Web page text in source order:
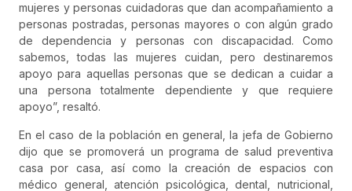
mujeres y personas cuidadoras que dan acompañamiento a
personas postradas, personas mayores o con algún grado
de dependencia y personas con discapacidad. Como
sabemos, todas las mujeres cuidan, pero destinaremos
apoyo para aquellas personas que se dedican a cuidar a
una persona totalmente dependiente y que requiere
apoyo”, resaltó.
En el caso de la población en general, la jefa de Gobierno
dijo que se promoverá un programa de salud preventiva
casa por casa, así como la creación de espacios con
médico general, atención psicológica, dental, nutricional,